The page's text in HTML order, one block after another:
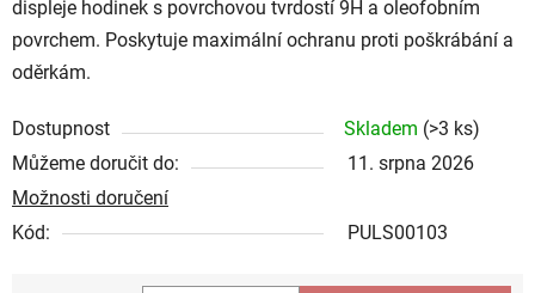
displeje hodinek s povrchovou tvrdostí 9H a oleofobním
povrchem. Poskytuje maximální ochranu proti poškrábání a
oděrkám.
Dostupnost Skladem (>3 ks)
Můžeme doručit do:
11. srpna 2026
Možnosti doručení
Kód:
PULS00103